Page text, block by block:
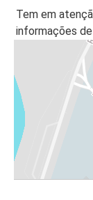
Tem em
informações